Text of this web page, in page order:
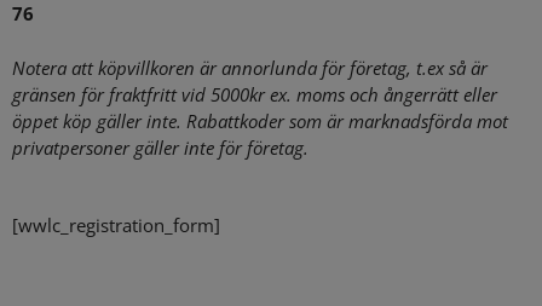
76
Notera att köpvillkoren är annorlunda för företag, t.ex så är
gränsen för fraktfritt vid 5000kr ex. moms och ångerrätt eller
öppet köp gäller inte. Rabattkoder som är marknadsförda mot
privatpersoner gäller inte för företag.
[wwlc_registration_form]